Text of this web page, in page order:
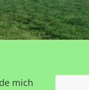
mich